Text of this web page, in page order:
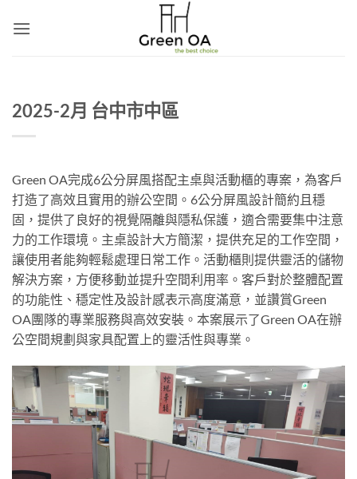
2025-2月 台中市中區
Green OA完成6公分屏風搭配主桌與活動櫃的專案，為客戶
打造了高效且實用的辦公空間。6公分屏風設計簡約且穩
固，提供了良好的視覺隔離與隱私保護，適合需要集中注意
力的工作環境。主桌設計大方簡潔，提供充足的工作空間，
讓使用者能夠輕鬆處理日常工作。活動櫃則提供靈活的儲物
解決方案，方便移動並提升空間利用率。客戶對於整體配置
的功能性、穩定性及設計感表示高度滿意，並讚賞Green
OA團隊的專業服務與高效安裝。本案展示了Green OA在辦
公空間規劃與家具配置上的靈活性與專業。